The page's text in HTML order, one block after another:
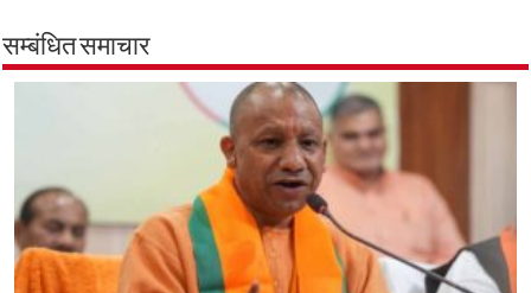
b
o
s
A
t
e
r
a
i
n
k
सम्बंधित समाचार